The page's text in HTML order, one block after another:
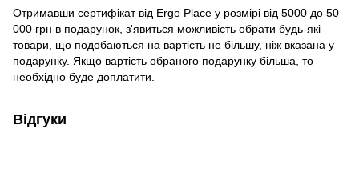
Отримавши сертифікат від Ergo Place у розмірі від 5000 до 50
000 грн в подарунок, з'явиться можливість обрати будь-які
товари, що подобаються на вартість не більшу, ніж вказана у
подарунку. Якщо вартість обраного подарунку більша, то
необхідно буде доплатити.
Відгуки